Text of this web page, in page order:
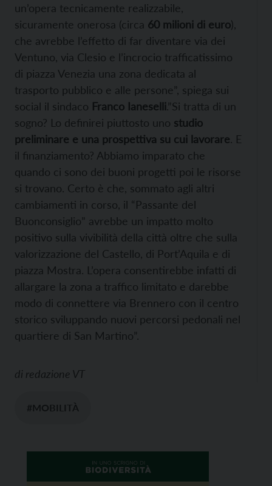
un’opera tecnicamente realizzabile,
sicuramente onerosa (circa 60 milioni di euro),
che avrebbe l’effetto di far diventare via dei
Ventuno, via Clesio e l’incrocio trafficatissimo
di piazza Venezia una zona dedicata al
trasporto pubblico e alle persone”, spiega sui
social il sindaco Franco Ianeselli.”Si tratta di un
sogno? Lo definirei piuttosto uno studio
preliminare e una prospettiva su cui lavorare. E
il finanziamento? Abbiamo imparato che
quando ci sono dei buoni progetti poi le risorse
si trovano. Certo è che, sommato agli altri
cambiamenti in corso, il “Passante del
Buonconsiglio” avrebbe un impatto molto
positivo sulla vivibilità della città oltre che sulla
valorizzazione del Castello, di Port’Aquila e di
piazza Mostra. L’opera consentirebbe infatti di
allargare la zona a traffico limitato e darebbe
modo di connettere via Brennero con il centro
storico sviluppando nuovi percorsi pedonali nel
quartiere di San Martino”.
di redazione VT
#MOBILITÀ